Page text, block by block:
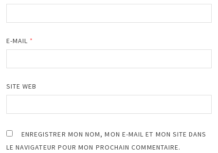
E-MAIL *
SITE WEB
ENREGISTRER MON NOM, MON E-MAIL ET MON SITE DANS
LE NAVIGATEUR POUR MON PROCHAIN COMMENTAIRE.